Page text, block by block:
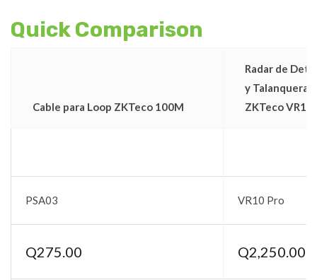
Quick Comparison
Cable para Loop ZKTeco 100M
Radar de
y
ZKTeco VR10
PSA03 VR10 Pro
Q275.00 Q2,250.00